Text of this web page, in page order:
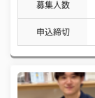
募集人数
申込締切